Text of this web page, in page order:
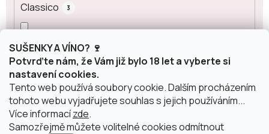
SUŠENKY A VÍNO? 🍷
Potvrďte nám, že Vám již bylo 18 let a vyberte si
nastavení cookies.
Tento web používá soubory cookie. Dalším procházením
tohoto webu vyjadřujete souhlas s jejich používáním...
Více informacízde.
Samozřejmě můžete volitelné cookies odmítnout
Classico 3
Carinena 2
Sicílie 1
Alsasko 2